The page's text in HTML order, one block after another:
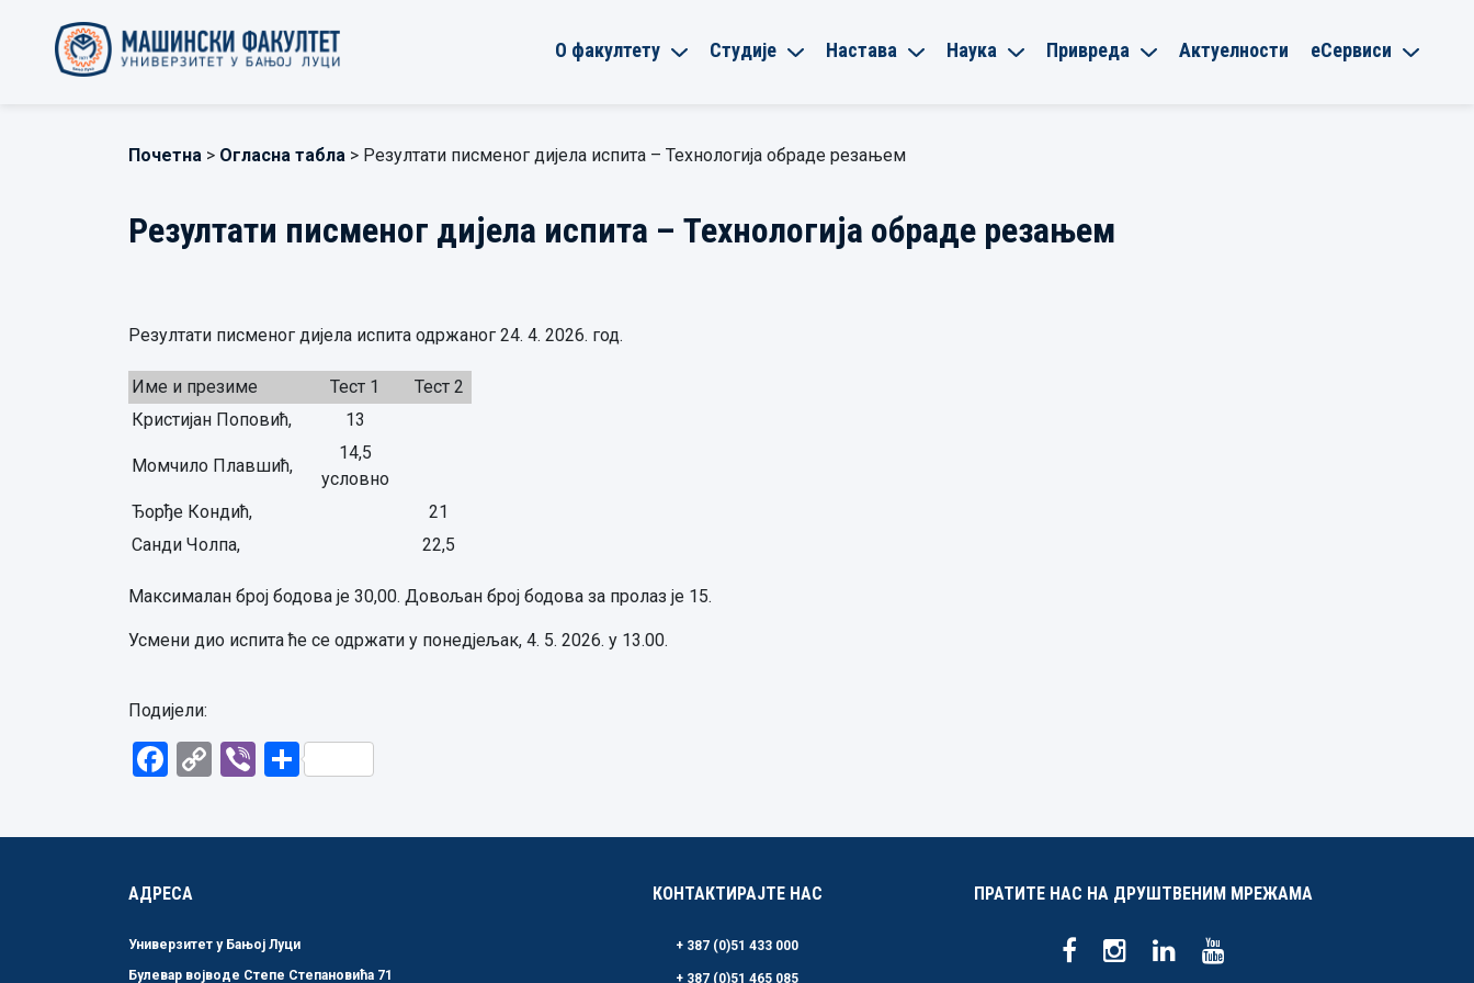
О факултету Студије Настава Наука Привреда Актуелности еСервиси
Почетна > Огласна табла > Резултати писменог дијела испита – Технологија обраде резањем
Резултати писменог дијела испита – Технологија обраде резањем
Резултати писменог дијела испита одржаног 24. 4. 2026. год.
Име и презиме Тест 1
Тест 2
Кристијан Поповић,
13
Момчило Плавшић,
14,5
условно
Ђорђе Кондић,
21
Санди Чолпа,
22,5
Максималан број бодова је 30,00. Довољан број бодова за пролаз је 15.
Усмени дио испита ће се одржати у понедјељак, 4. 5. 2026. у 13.00.
Подијели:
Facebook
CopyViberShare
АДРЕСА
Универзитет у Бањој Луци
Булевар војводе Степе Степановића 71
КОНТАКТИРАЈТЕ НАС
+ 387 (0)51 433 000
+ 387 (0)51 465 085
ПРАТИТЕ НАС НА ДРУШТВЕНИМ МРЕЖАМА